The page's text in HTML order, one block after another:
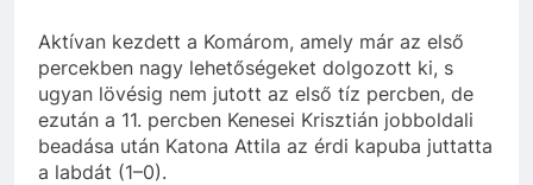
Aktívan kezdett a Komárom, amely már az első
percekben nagy lehetőségeket dolgozott ki, s
ugyan lövésig nem jutott az első tíz percben, de
ezután a 11. percben Kenesei Krisztián jobboldali
beadása után Katona Attila az érdi kapuba juttatta
a labdát (1–0).